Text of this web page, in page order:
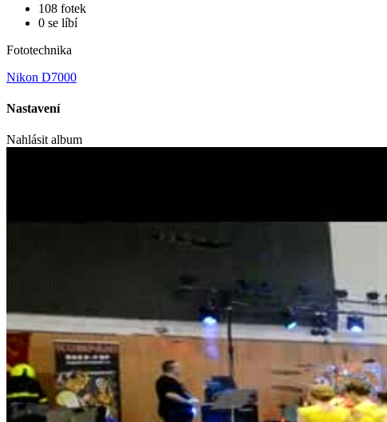
108 fotek
0 se líbí
Fototechnika
Nikon D7000
Nastavení
Nahlásit album